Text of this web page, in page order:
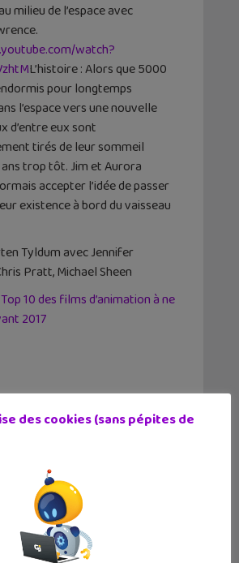
milieu de l’espace avec
watch?
L’histoire : Alors que 5000
pour longtemps
l’espace vers une nouvelle
d’entre eux sont
tirés de leur sommeil
trop tôt. Jim et Aurora
accepter l’idée de passer
existence à bord du vaisseau
Tyldum avec Jennifer
Pratt, Michael Sheen
Top 10 des films d’animation à ne
2017
Jennifer Lawrence
: les
lunettes
L’actu geek en
bref : Snapchat
Dis...
des cookies (sans pépites de